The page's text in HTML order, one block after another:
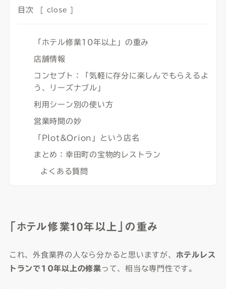
目次 close
「ホテル修業10年以上」の重み
店舗情報
コンセプト：「気軽に存分に楽しんでもらえるよ
う、リーズナブル」
利用シーン別の使い方
営業時間の妙
「Plot&Orion」という店名
まとめ：幸田町の宝物的レストラン
よくある質問
「ホテル修業10年以上」の重み
これ、外食業界の人なら分かると思いますが、 ホテルレス
トランで10年以上の修業 って、相当な専門性です。